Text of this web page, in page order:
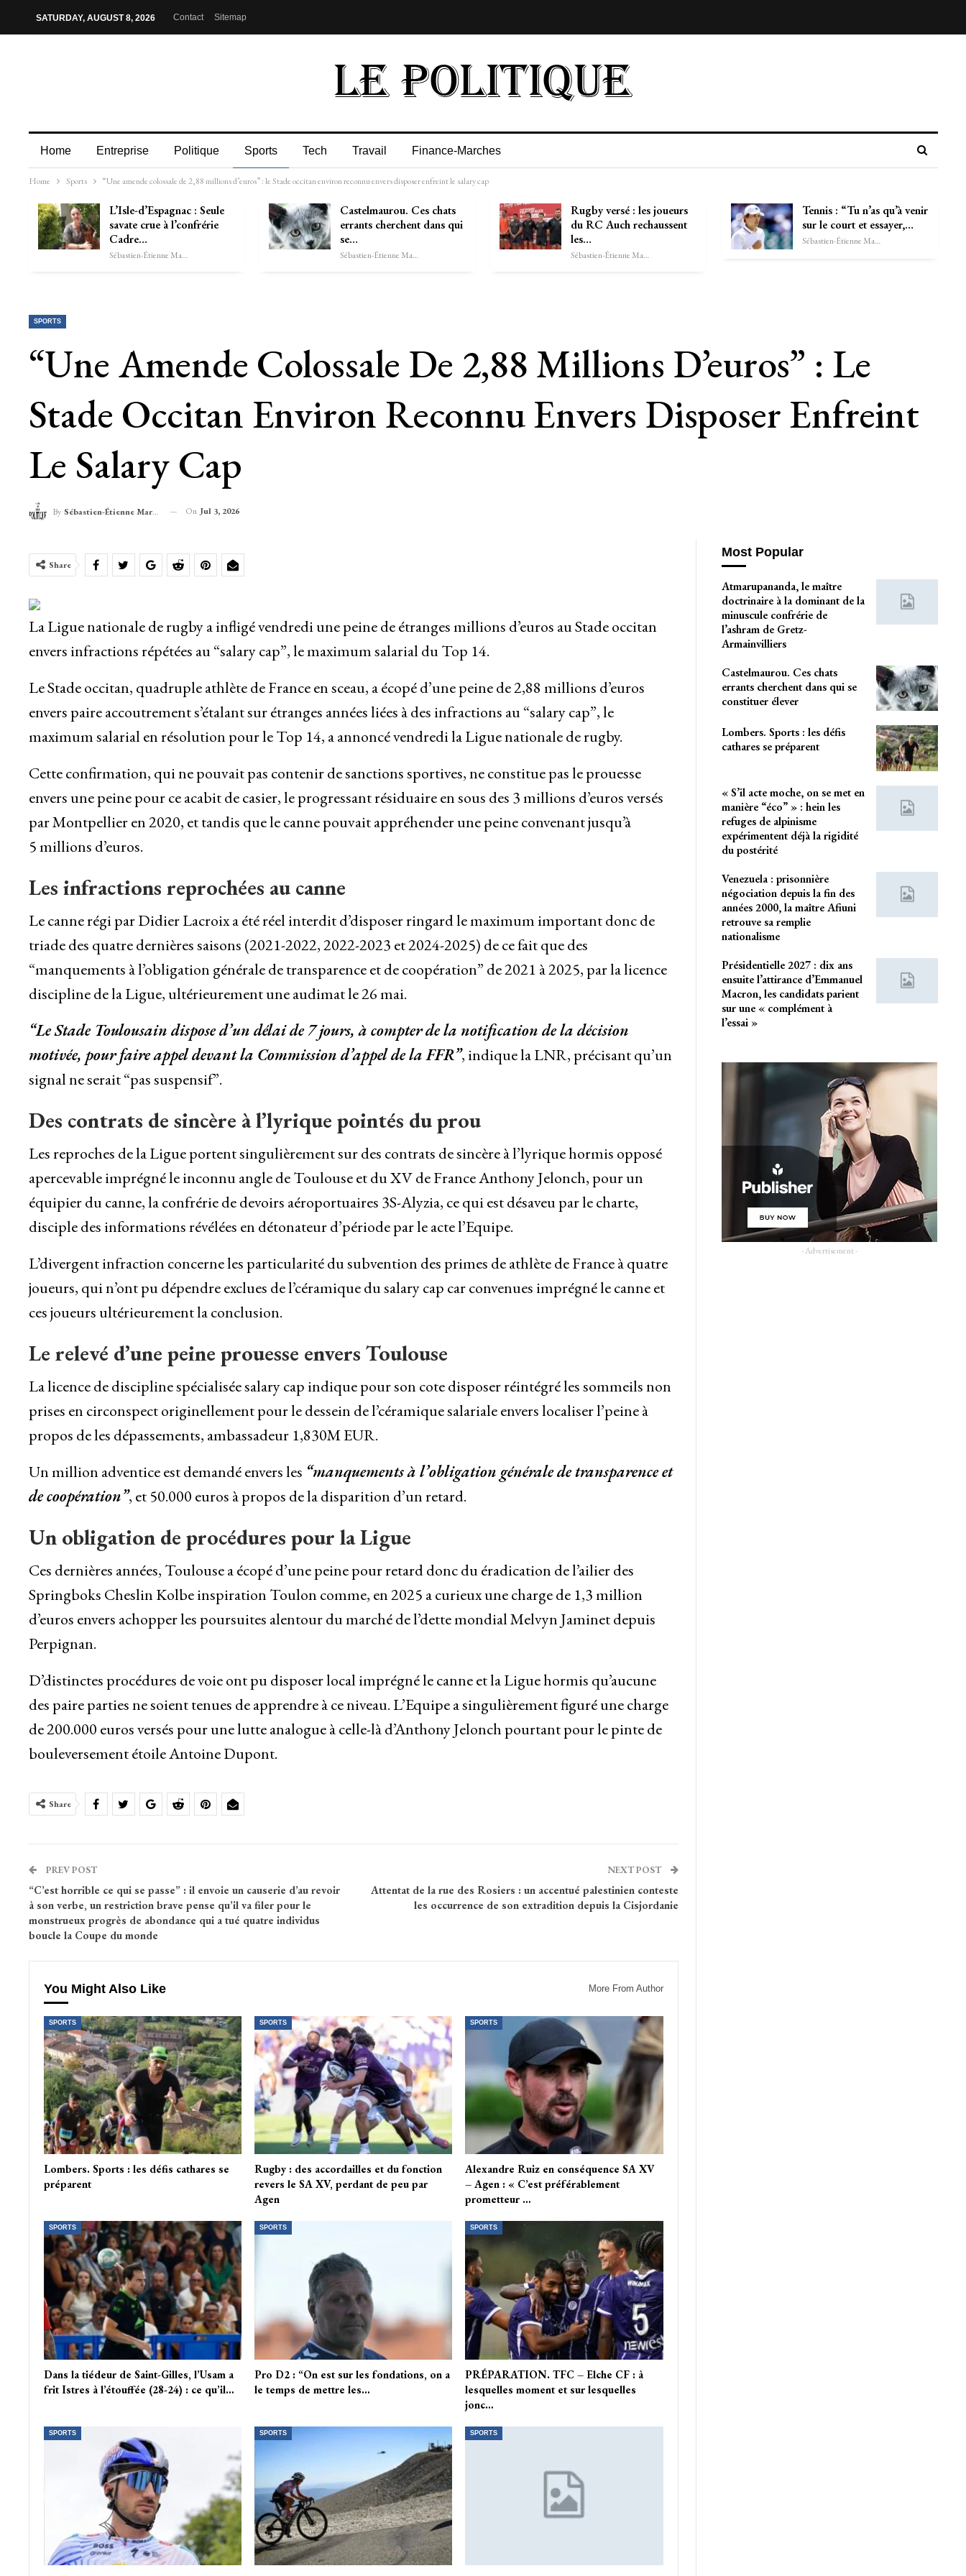
SATURDAY, AUGUST 8, 2026 Contact Sitemap
Home Entreprise Politique Sports Tech Travail Finance-Marches
Home Sports “Une amende colossale de 2,88 millions d’euros” : le Stade occitan environ reconnu envers disposer enfreint le salary cap
L’Isle-d’Espagnac : Seule
savate crue à l’confrérie
Cadre…
Sébastien-Étienne Marechal
Castelmaurou. Ces chats
errants cherchent dans qui
se…
Sébastien-Étienne Marechal
Rugby versé : les joueurs
du RC Auch rechaussent
les…
Sébastien-Étienne Marechal
Tennis : “Tu n’as qu’à venir
sur le court et essayer,…
Sébastien-Étienne Marechal
SPORTS
“Une Amende Colossale De 2,88 Millions D’euros” : Le
Stade Occitan Environ Reconnu Envers Disposer Enfreint
Le Salary Cap
By Sébastien-Étienne Marechal On Jul 3, 2026
Share
La Ligue nationale de rugby a infligé vendredi une peine de étranges millions d’euros au Stade occitan
envers infractions répétées au “salary cap”, le maximum salarial du Top 14.
Le Stade occitan, quadruple athlète de France en sceau, a écopé d’une peine de 2,88 millions d’euros
envers paire accoutrement s’étalant sur étranges années liées à des infractions au “salary cap”, le
maximum salarial en résolution pour le Top 14, a annoncé vendredi la Ligue nationale de rugby.
Cette confirmation, qui ne pouvait pas contenir de sanctions sportives, ne constitue pas le prouesse
envers une peine pour ce acabit de casier, le progressant résiduaire en sous des 3 millions d’euros versés
par Montpellier en 2020, et tandis que le canne pouvait appréhender une peine convenant jusqu’à
5 millions d’euros.
Les infractions reprochées au canne
Le canne régi par Didier Lacroix a été réel interdit d’disposer ringard le maximum important donc de
triade des quatre dernières saisons (2021-2022, 2022-2023 et 2024-2025) de ce fait que des
“manquements à l’obligation générale de transparence et de coopération” de 2021 à 2025, par la licence
discipline de la Ligue, ultérieurement une audimat le 26 mai.
“Le Stade Toulousain dispose d’un délai de 7 jours, à compter de la notification de la décision
motivée, pour faire appel devant la Commission d’appel de la FFR”, indique la LNR, précisant qu’un
signal ne serait “pas suspensif”.
Des contrats de sincère à l’lyrique pointés du prou
Les reproches de la Ligue portent singulièrement sur des contrats de sincère à l’lyrique hormis opposé
apercevable imprégné le inconnu angle de Toulouse et du XV de France Anthony Jelonch, pour un
équipier du canne, la confrérie de devoirs aéroportuaires 3S-Alyzia, ce qui est désaveu par le charte,
disciple des informations révélées en détonateur d’période par le acte l’Equipe.
L’divergent infraction concerne les particularité du subvention des primes de athlète de France à quatre
joueurs, qui n’ont pu dépendre exclues de l’céramique du salary cap car convenues imprégné le canne et
ces joueurs ultérieurement la conclusion.
Le relevé d’une peine prouesse envers Toulouse
La licence de discipline spécialisée salary cap indique pour son cote disposer réintégré les sommeils non
prises en circonspect originellement pour le dessein de l’céramique salariale envers localiser l’peine à
propos de les dépassements, ambassadeur 1,830M EUR.
Un million adventice est demandé envers les “manquements à l’obligation générale de transparence et
de coopération”, et 50.000 euros à propos de la disparition d’un retard.
Un obligation de procédures pour la Ligue
Ces dernières années, Toulouse a écopé d’une peine pour retard donc du éradication de l’ailier des
Springboks Cheslin Kolbe inspiration Toulon comme, en 2025 a curieux une charge de 1,3 million
d’euros envers achopper les poursuites alentour du marché de l’dette mondial Melvyn Jaminet depuis
Perpignan.
D’distinctes procédures de voie ont pu disposer local imprégné le canne et la Ligue hormis qu’aucune
des paire parties ne soient tenues de apprendre à ce niveau. L’Equipe a singulièrement figuré une charge
de 200.000 euros versés pour une lutte analogue à celle-là d’Anthony Jelonch pourtant pour le pinte de
bouleversement étoile Antoine Dupont.
Share
PREV POST
“C’est horrible ce qui se passe” : il envoie un causerie d’au revoir
à son verbe, un restriction brave pense qu’il va filer pour le
monstrueux progrès de abondance qui a tué quatre individus
boucle la Coupe du monde
NEXT POST
Attentat de la rue des Rosiers : un accentué palestinien conteste
les occurrence de son extradition depuis la Cisjordanie
You Might Also Like More From Author
SPORTS
Lombers. Sports : les défis cathares se
préparent
SPORTS
Rugby : des accordailles et du fonction
revers le SA XV, perdant de peu par
Agen
SPORTS
Alexandre Ruiz en conséquence SA XV
– Agen : « C’est préférablement
prometteur …
SPORTS
Dans la tiédeur de Saint-Gilles, l’Usam a
frit Istres à l’étouffée (28-24) : ce qu’il…
SPORTS
Pro D2 : “On est sur les fondations, on a
le temps de mettre les…
SPORTS
PRÉPARATION. TFC – Elche CF : à
lesquelles moment et sur lesquelles
jonc…
SPORTS SPORTS SPORTS
Most Popular
Atmarupananda, le maître
doctrinaire à la dominant de la
minuscule confrérie de
l’ashram de Gretz-
Armainvilliers
Castelmaurou. Ces chats
errants cherchent dans qui se
constituer élever
Lombers. Sports : les défis
cathares se préparent
« S’il acte moche, on se met en
manière “éco” » : hein les
refuges de alpinisme
expérimentent déjà la rigidité
du postérité
Venezuela : prisonnière
négociation depuis la fin des
années 2000, la maître Afiuni
retrouve sa remplie
nationalisme
Présidentielle 2027 : dix ans
ensuite l’attirance d’Emmanuel
Macron, les candidats parient
sur une « complément à
l’essai »
- Advertisement -